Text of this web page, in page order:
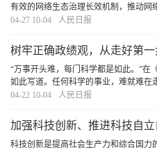
有效的网络生态治理长效机制，推动网
[详细]
04-27 10-04 人民日报
树牢正确政绩观，从走好第
“万事开头难，每门科学都是如此。”在
如此写道。任何科学的事业，难就难在
“第一步走错了就不行。如果抱着当官
04-22 10-04 人民日报
加强科技创新、推进科技自
科技创新是提高社会生产力和综合国力